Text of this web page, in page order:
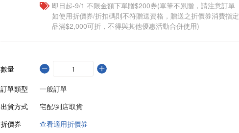
即日起-9/1 不限金額下單贈$200券(單筆不累贈，請注意訂單
如使用折價券/折扣碼則不符贈送資格，贈送之折價券消費指定
品滿$2,000可折，不得與其他優惠活動合併使用)
數量
訂單類型
一般訂單
出貨方式
宅配/到店取貨
折價券
查看適用折價券